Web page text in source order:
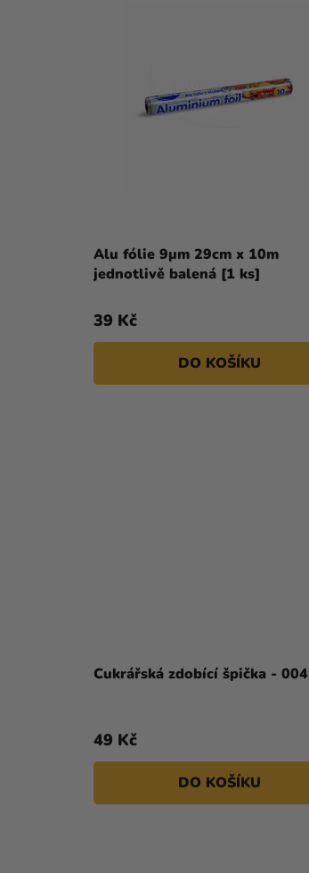
A
N
E
L
D
U
K
T
Ů
Alu fólie 9µm 29cm x 10m
jednotlivě balená [1 ks]
39 Kč
DO KOŠÍKU
Cukrářská zdobící špička - 004
49 Kč
DO KOŠÍKU